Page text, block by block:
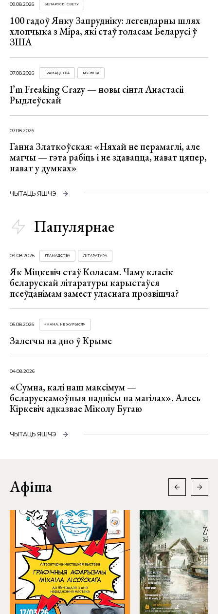
09.08.2026 БЕЛАРУСЫ СВЕТУ
100 гадоў Янку Запрудніку: легендарны шлях
хлопчыка з Міра, які стаў голасам Беларусі ў
ЗША
07.08.2026 ГРАМАДСТВА МУЗЫКА
I’m Freaking Crazy — новы сінгл Анастасіі
Рыдлеўскай
07.08.2026
Ганна Златкоўская: «Няхай не перамаглі, але
магчы — гэта рабіць і не здавацца, нават цяпер,
нават у думках»
ЧЫТАЦЬ ЯШЧЭ
Папулярнае
04.08.2026 ГРАМАДСТВА ЛІТАРАТУРА
Як Міцкевіч стаў Коласам. Чаму класік
беларускай літаратуры карыстаўся
псеўданімам замест уласнага прозвішча?
05.08.2026 «МАМА, НЕ ЖУРЫСЯ!»
Залегчы на дно ў Крыме
04.08.2026
«Сумна, калі наш максімум —
беларускамоўныя надпісы на магілах». Алесь
Кіркевіч адказвае Міколу Бугаю
ЧЫТАЦЬ ЯШЧЭ
Афіша